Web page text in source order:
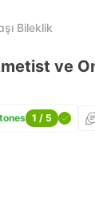
Bileklik
ve
1 / 5